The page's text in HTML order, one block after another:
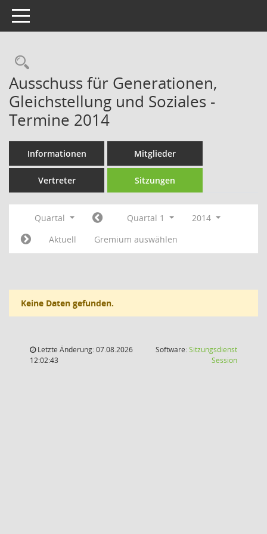
Toggle navigation
Rechercheauswahl
Ausschuss für Generationen,
Gleichstellung und Soziales -
Termine 2014
Informationen Mitglieder
Vertreter Sitzungen
Quartal Quartal 1
2014
Aktuell
Gremium auswählen
Keine Daten gefunden.
Letzte Änderung: 07.08.2026
12:02:43
Software:Sitzungsdienst
Session(Wird in